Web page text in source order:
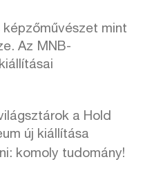
képzőművészet mint
Az MNB-
a Hold
új kiállítása
komoly tudomány!